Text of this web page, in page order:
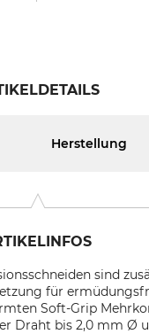
Herstellung
sind
für
Soft-Grip
bis 2,0 mm Ø